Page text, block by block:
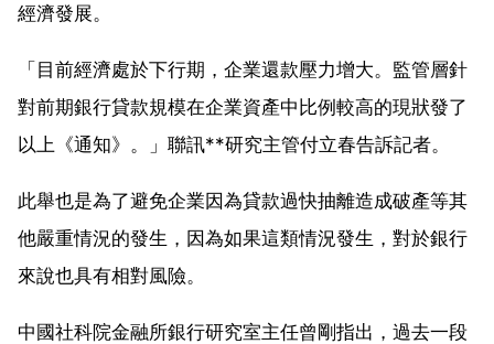
經濟發展。
「目前經濟處於下行期，企業還款壓力增大。監管層針
對前期銀行貸款規模在企業資產中比例較高的現狀發了
以上《通知》。」聯訊**研究主管付立春告訴記者。
此舉也是為了避免企業因為貸款過快抽離造成破產等其
他嚴重情況的發生，因為如果這類情況發生，對於銀行
來說也具有相對風險。
中國社科院金融所銀行研究室主任曾剛指出，過去一段